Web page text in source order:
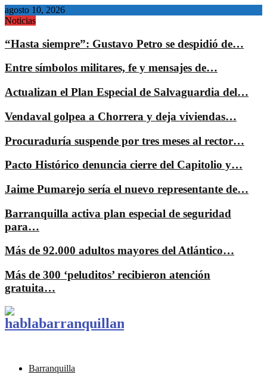
agosto 10, 2026
Noticias
“Hasta siempre”: Gustavo Petro se despidió de…
Entre símbolos militares, fe y mensajes de…
Actualizan el Plan Especial de Salvaguardia del…
Vendaval golpea a Chorrera y deja viviendas…
Procuraduría suspende por tres meses al rector…
Pacto Histórico denuncia cierre del Capitolio y…
Jaime Pumarejo sería el nuevo representante de…
Barranquilla activa plan especial de seguridad
para…
Más de 92.000 adultos mayores del Atlántico…
Más de 300 ‘peluditos’ recibieron atención
gratuita…
Barranquilla